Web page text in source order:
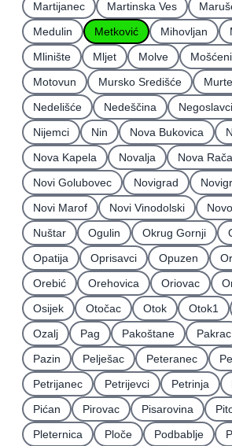
Martijanec
Martinska Ves
Medulin
Metković Mihovljan
Mlinište
Mljet Molve
Motovun
Mursko Središće
Nedelišće
Nedeščina Negoslavci
Nijemci
Nin Nova Bukovica
Nova Kapela
Novalja
Nova Rača
Novi Golubovec
Novigrad
Novi Marof
Novi Vinodolski
Nuštar
Ogulin Okrug Gornji
Opatija
Oprisavci Opuzen
Orebić
Orehovica Oriovac
Osijek
Otočac Otok Otok1
Ozalj
Pag Pakoštane Pakrac
Pazin
Pelješac Peteranec
Petrijanec
Petrijevci Petrinja
Pićan
Pirovac Pisarovina
Pleternica
Ploče Podbablje